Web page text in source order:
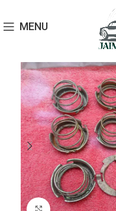
MENU
Click to enlarge